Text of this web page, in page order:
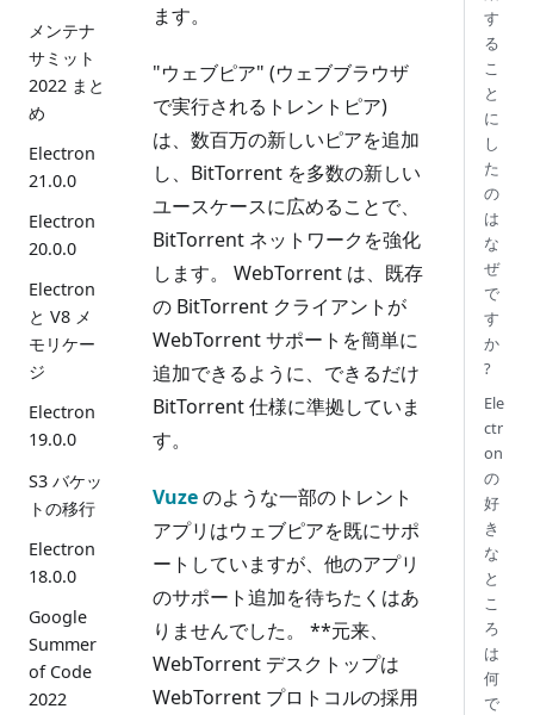
メンテナ
サミット
2022 まと
め
Electron
21.0.0
Electron
20.0.0
Electron
と V8 メ
モリケー
ジ
Electron
19.0.0
S3 バケッ
トの移行
Electron
18.0.0
Google
Summer
of Code
2022
ます。
"ウェブピア" (ウェブブラウザ
で実行されるトレントピア)
は、数百万の新しいピアを追加
し、BitTorrent を多数の新しい
ユースケースに広めることで、
BitTorrent ネットワークを強化
します。 WebTorrent は、既存
の BitTorrent クライアントが
WebTorrent サポートを簡単に
追加できるように、できるだけ
BitTorrent 仕様に準拠していま
す。
Vuzeのような一部のトレント
アプリはウェブピアを既にサポ
ートしていますが、他のアプリ
のサポート追加を待ちたくはあ
りませんでした。 **元来、
WebTorrent デスクトップは
WebTorrent プロトコルの採用
す
る
こ
と
に
し
た
の
は
な
ぜ
で
す
か
?
Ele
ctr
on
の
好
き
な
と
こ
ろ
は
何
で